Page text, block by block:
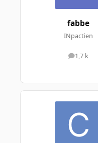
fabbe
INpactien
1,7 k